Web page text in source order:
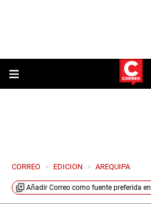
CORREO > EDICION > AREQUIPA
Añadir Correo como fuente preferida en